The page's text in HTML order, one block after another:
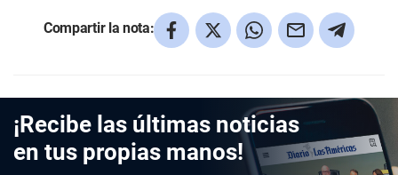
Compartir la nota:
¡Recibe las últimas noticias
en tus propias manos!